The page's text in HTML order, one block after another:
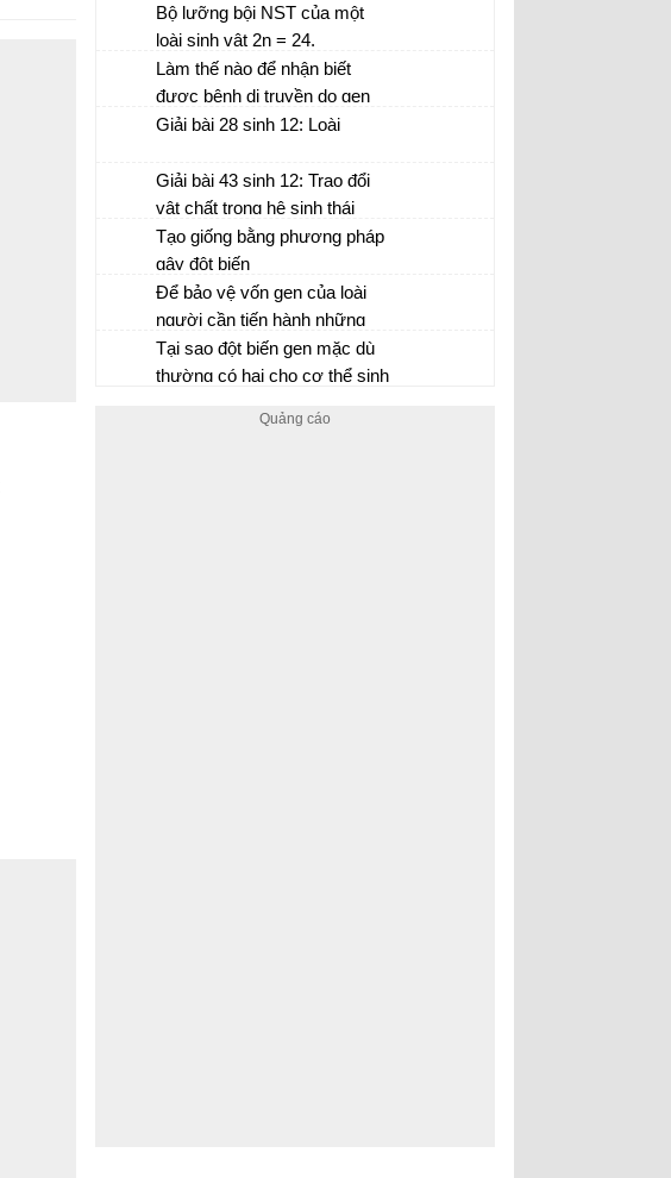
về NST số 2 (sự bất cặp của
các NST số 2 trong quá trình
giảm phân xảy ra theo kiểu hai
NST
Bộ lưỡng bội NST của một
loài sinh vật 2n = 24.
Làm thế nào để nhận biết
được bệnh di truyền do gen
lặn nằm trên NST giới tính X
định?
Giải bài 28 sinh 12: Loài
Giải bài 43 sinh 12: Trao đổi
vật chất trong hệ sinh thái
Tạo giống bằng phương pháp
gây đột biến
Để bảo vệ vốn gen của loài
người cần tiến hành những
biện pháp gì?
Tại sao đột biến gen mặc dù
thường có hại cho cơ thể sinh
trọng trong quá trình tiến hoá?